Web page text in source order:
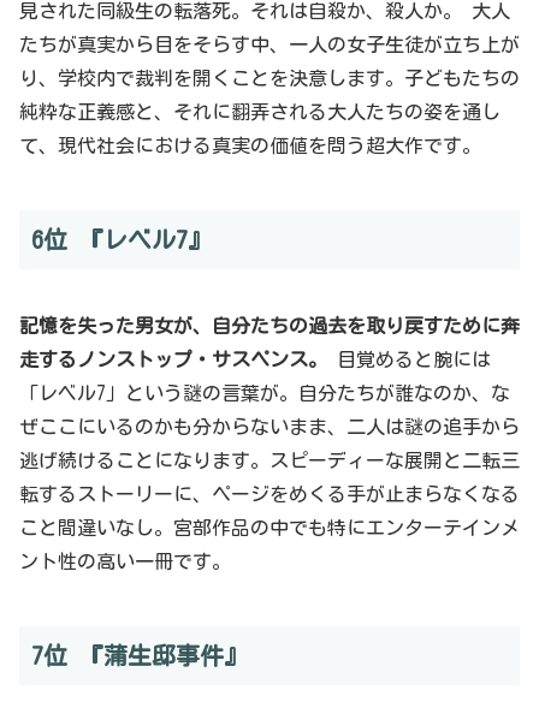
見された同級生の転落死。それは自殺か、殺人か。 大人
たちが真実から目をそらす中、一人の女子生徒が立ち上が
り、学校内で裁判を開くことを決意します。子どもたちの
純粋な正義感と、それに翻弄される大人たちの姿を通し
て、現代社会における真実の価値を問う超大作です。
6位 『レベル7』
記憶を失った男女が、自分たちの過去を取り戻すために奔
走するノンストップ・サスペンス。
目覚めると腕には
「レベル7」という謎の言葉が。自分たちが誰なのか、な
ぜここにいるのかも分からないまま、二人は謎の追手から
逃げ続けることになります。スピーディーな展開と二転三
転するストーリーに、ページをめくる手が止まらなくなる
こと間違いなし。宮部作品の中でも特にエンターテインメ
ント性の高い一冊です。
7位 『蒲生邸事件』